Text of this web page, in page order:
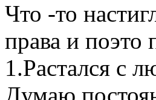
Что -то
права и поэто
1.Растался с